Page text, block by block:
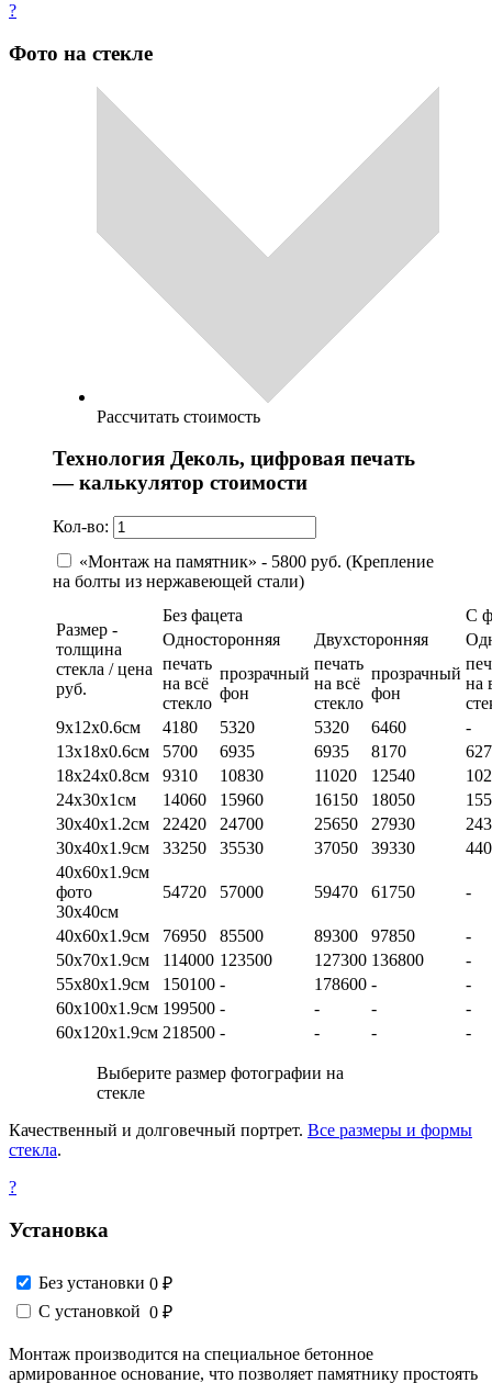
?
Фото на стекле
Рассчитать стоимость
Технология Деколь, цифровая печать
— калькулятор стоимости
Кол-во:
«Монтаж на памятник» - 5800 руб. (Крепление
на болты из нержавеющей стали)
Размер -
толщина
стекла / цена
руб.
Без фацета
С
Односторонняя
Двухсторонняя
печать
на всё
стекло
прозрачный
фон
печать
на всё
стекло
прозрачный
фон
на
9х12х0.6см
4180 5320 5320 6460
-
13х18х0.6см
5700 6935 6935 8170
18х24х0.8см
9310 10830 11020 12540
24х30х1см
14060 15960 16150 18050
30х40х1.2см
22420 24700 25650 27930
30х40х1.9см
33250 35530 37050 39330
40х60х1.9см
фото
30х40см
54720 57000 59470 61750 -
40х60х1.9см 76950 85500 89300 97850
-
50х70х1.9см
114000 123500 127300 136800
-
55х80х1.9см
150100 - 178600 -
-
60х100х1.9см 199500 - - -
-
60х120х1.9см 218500 - - - -
Выберите размер фотографии на
стекле
Качественный и долговечный портрет. Все размеры и формы
стекла.
?
Установка
Без установки 0 ₽
С установкой 0 ₽
Монтаж производится на специальное бетонное
армированное основание, что позволяет памятнику простоять